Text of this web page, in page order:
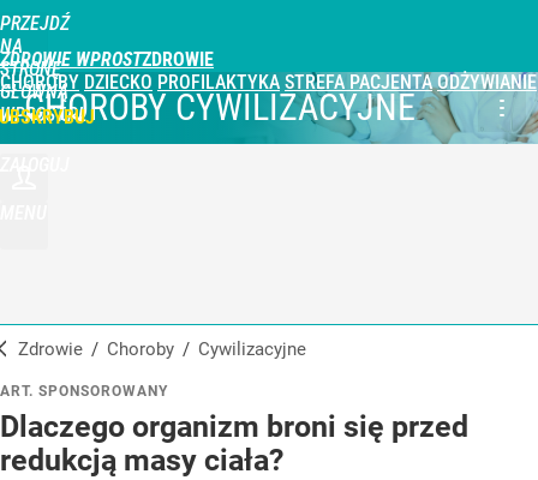
PRZEJDŹ
NA
STRONĘ
GŁÓWNĄ
WPROST.PL
ZDROWIE WPROST
CHOROBY DZIECKO PROFILAKTYKA STREFA PACJENTA ODŻYWIANIE
CHOROBY CYWILIZACYJNE
Zdrowie / Choroby / cywilizacyjne
ART. SPONSOROWANY
Dlaczego organizm broni się przed
redukcją masy ciała?